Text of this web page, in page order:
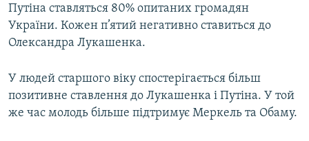
Путіна ставляться 80% опитаних громадян
України. Кожен п’ятий негативно ставиться до
Олександра Лукашенка.
У людей старшого віку спостерігається більш
позитивне ставлення до Лукашенка і Путіна. У той
же час молодь більше підтримує Меркель та Обаму.